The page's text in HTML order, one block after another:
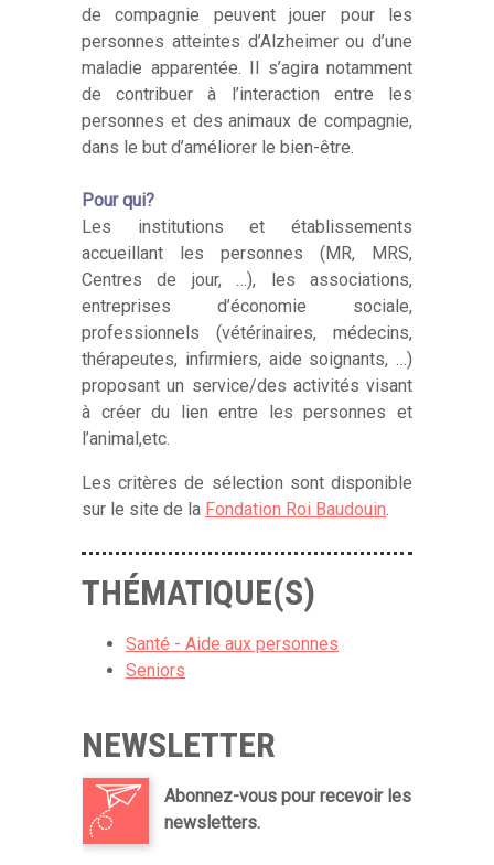
de compagnie peuvent jouer pour les
personnes atteintes d’Alzheimer ou d’une
maladie apparentée. Il s’agira notamment
de contribuer à l’interaction entre les
personnes et des animaux de compagnie,
dans le but d’améliorer le bien-être.
Pour qui?
Les institutions et établissements
accueillant les personnes (MR, MRS,
Centres de jour, …), les associations,
entreprises d’économie sociale,
professionnels (vétérinaires, médecins,
thérapeutes, infirmiers, aide soignants, …)
proposant un service/des activités visant
à créer du lien entre les personnes et
l’animal,etc.
Les critères de sélection sont disponible
sur le site de la Fondation Roi Baudouin.
THÉMATIQUE(S)
Santé - Aide aux personnes
Seniors
NEWSLETTER
Abonnez-vous pour recevoir les
newsletters.